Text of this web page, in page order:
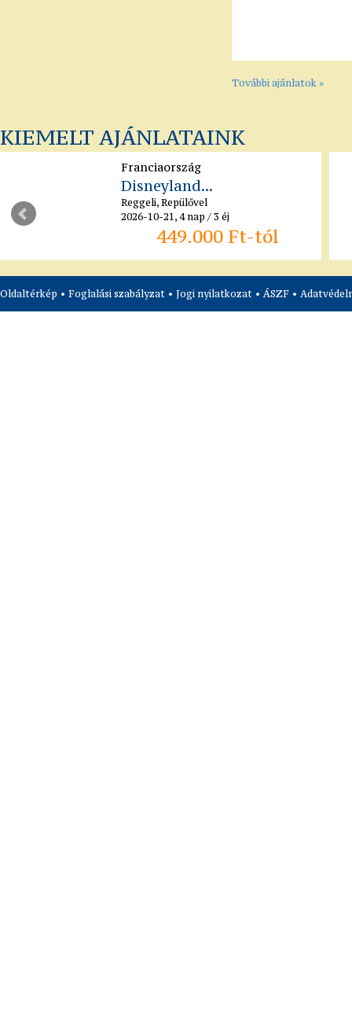
További ajánlatok »
KIEMELT AJÁNLATAINK
Franciaország
Disneyland...
Reggeli, Repülővel
2026-10-21, 4 nap / 3 éj
449.000 Ft-tól
Oldaltérkép • Foglalási szabályzat • Jogi nyilatkozat • ÁSZF •